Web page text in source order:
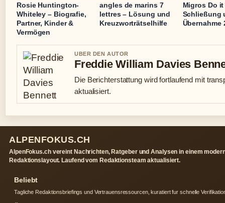
Rosie Huntington-
Whiteley – Biografie,
Partner, Kinder &
Vermögen
angles de marins 7
lettres – Lösung und
Kreuzworträtselhilfe
Migros Do
Schließung
Übernahme
UBER DEN AUTOR
Freddie William Davies
Die Berichterstattung wird fortlaufend mit
aktualisiert.
ALPENFOKUS.CH
AlpenFokus.ch vereint Nachrichten, Ratgeber und Analysen in einem
Redaktionslayout. Laufend vom Redaktionsteam aktualisiert.
Beliebt
Tagliche Redaktionsbriefings und Vertrauensressourcen, kuratiert fur schnelle